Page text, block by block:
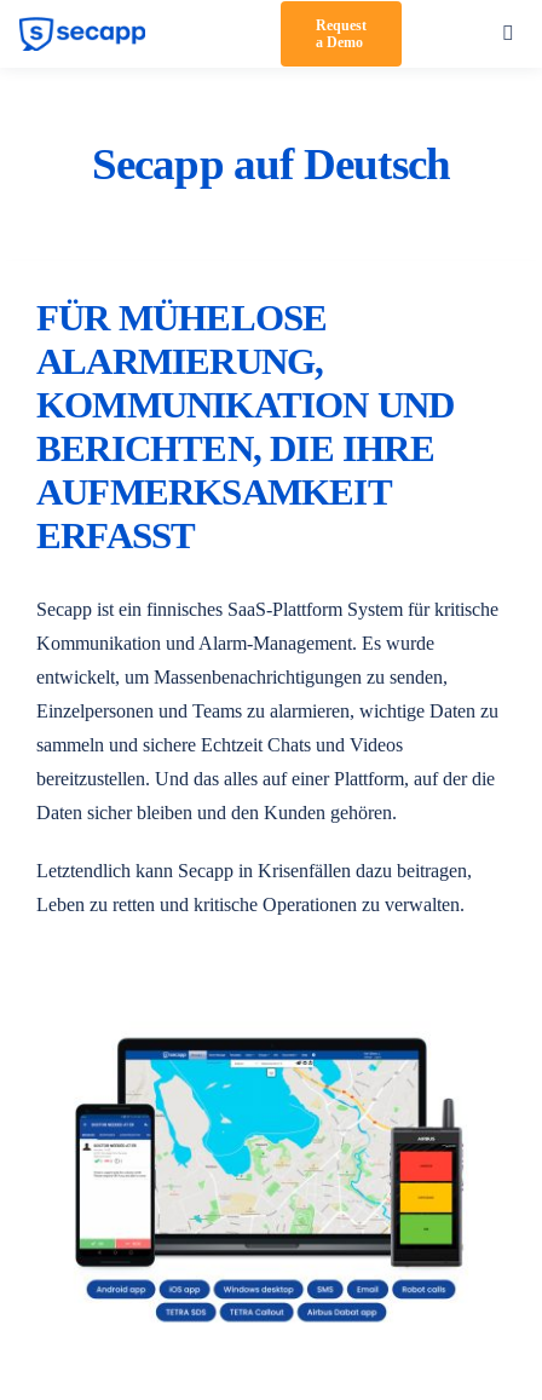
Skip
Request
a Demo
Solutions
Partners
Support
Log in
Secapp auf Deutsch
FÜR MÜHELOSE
ALARMIERUNG,
KOMMUNIKATION UND
BERICHTEN, DIE IHRE
AUFMERKSAMKEIT
ERFASST
Secapp ist ein finnisches SaaS-Plattform System für kritische
Kommunikation und Alarm-Management. Es wurde
entwickelt, um Massenbenachrichtigungen zu senden,
Einzelpersonen und Teams zu alarmieren, wichtige Daten zu
sammeln und sichere Echtzeit Chats und Videos
bereitzustellen. Und das alles auf einer Plattform, auf der die
Daten sicher bleiben und den Kunden gehören.
Letztendlich kann Secapp in Krisenfällen dazu beitragen,
Leben zu retten und kritische Operationen zu verwalten.